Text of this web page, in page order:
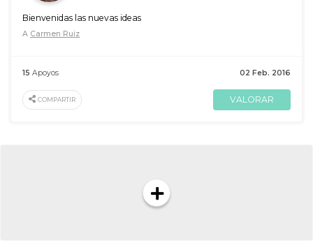
Bienvenidas las nuevas ideas
A Carmen Ruiz
02 Feb. 2016
15 Apoyos
COMPARTIR VALORAR